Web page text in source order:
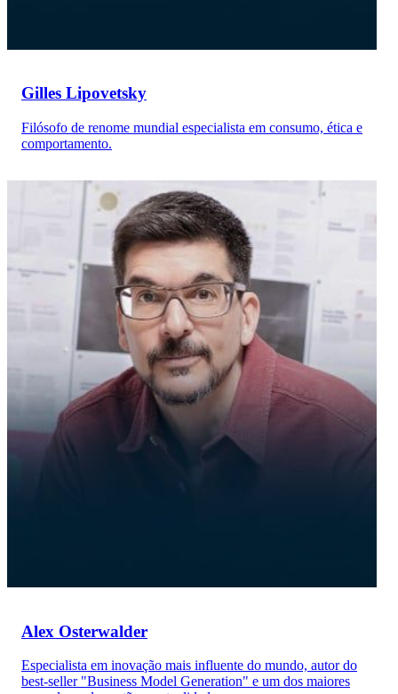
Gilles Lipovetsky
Filósofo de renome mundial especialista em consumo, ética e
comportamento.
Alex Osterwalder
Especialista em inovação mais influente do mundo, autor do
best-seller "Business Model Generation" e um dos maiores